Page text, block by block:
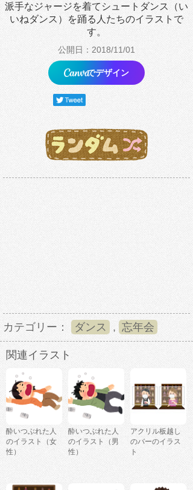
派手なジャージを着てシュートダンス（い
いねダンス）を踊る人たちのイラストで
す。
公開日：2018/11/01
でデザイン
カテゴリー： ダンス , 忘年会
関連イラスト
酔いつぶれた人
のイラスト（女
性）
酔いつぶれた人
のイラスト（男
性）
アクリル板越し
のバーのイラス
ト